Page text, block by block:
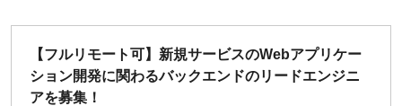
【フルリモート可】新規サービスのWebアプリケー
ション開発に関わるバックエンドのリードエンジニ
アを募集！